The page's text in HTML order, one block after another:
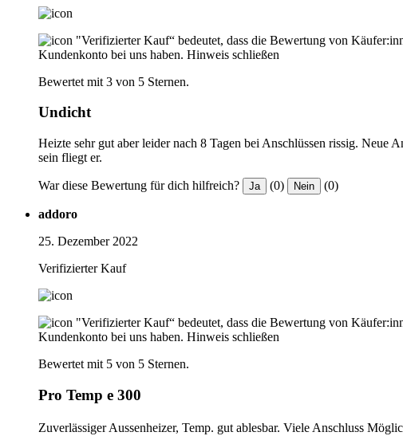
"Verifizierter Kauf“ bedeutet, dass die Bewertung von
Kundenkonto bei uns haben. Hinweis schließen
Bewertet mit 3 von 5 Sternen.
Undicht
Heizte sehr gut aber leider nach 8 Tagen bei Anschlüssen rissig. Neue
sein fliegt er.
War diese Bewertung für dich hilfreich? Ja (0) Nein (0)
addoro
25. Dezember 2022
Verifizierter Kauf
"Verifizierter Kauf“ bedeutet, dass die Bewertung von
Kundenkonto bei uns haben. Hinweis schließen
Bewertet mit 5 von 5 Sternen.
Pro Temp e 300
Zuverlässiger Aussenheizer, Temp. gut ablesbar. Viele Anschluss